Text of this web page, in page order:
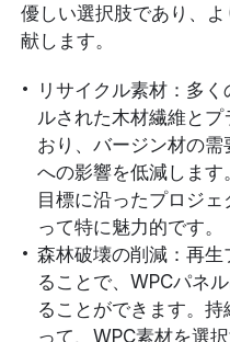
優しい選択肢であり、
献します。
リサイクル素材：多
ルされた木材繊維と
おり、バージン材の
への影響を低減しま
目標に沿ったプロジ
って特に魅力的です。
森林破壊の削減：再
ることで、WPCパネ
ることができます。
って、WPC素材を選